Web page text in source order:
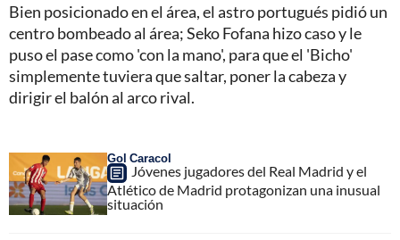
Bien posicionado en el área, el astro portugués pidió un
centro bombeado al área; Seko Fofana hizo caso y le
puso el pase como 'con la mano', para que el 'Bicho'
simplemente tuviera que saltar, poner la cabeza y
dirigir el balón al arco rival.
Gol Caracol
Jóvenes jugadores del Real Madrid y el
Atlético de Madrid protagonizan una inusual
situación